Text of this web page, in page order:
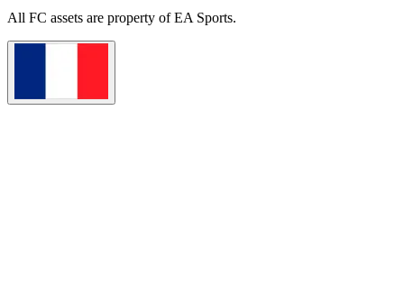
All FC assets are property of EA Sports.